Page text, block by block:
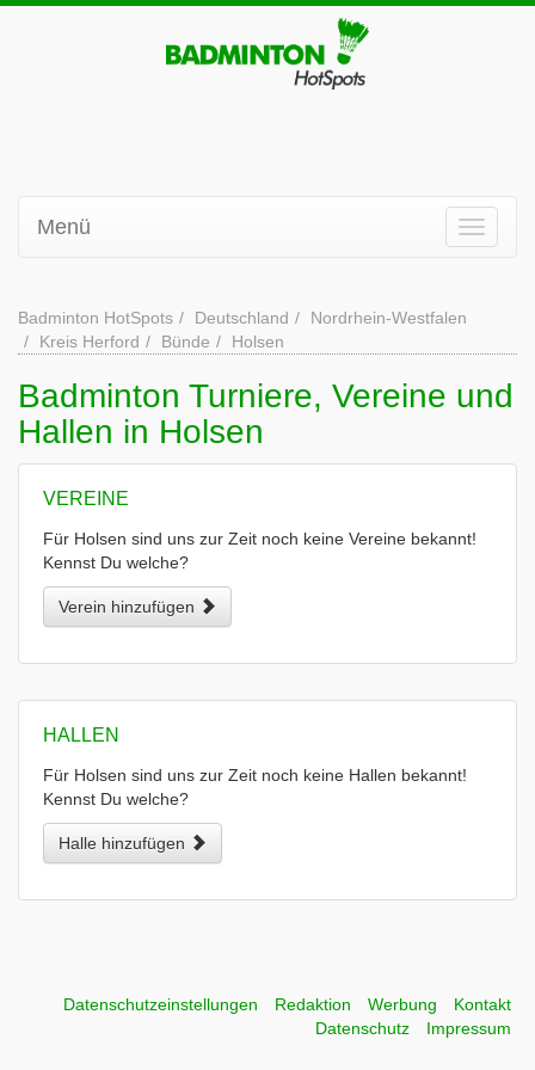
Menü
Badminton HotSpots Deutschland
Nordrhein-Westfalen
Kreis Herford
Bünde Holsen
Badminton Turniere, Vereine und
Hallen in Holsen
VEREINE
Für Holsen sind uns zur Zeit noch keine Vereine bekannt!
Kennst Du welche?
Verein hinzufügen
HALLEN
Für Holsen sind uns zur Zeit noch keine Hallen bekannt!
Kennst Du welche?
Halle hinzufügen
Datenschutzeinstellungen Redaktion Werbung
Kontakt
Datenschutz
Impressum